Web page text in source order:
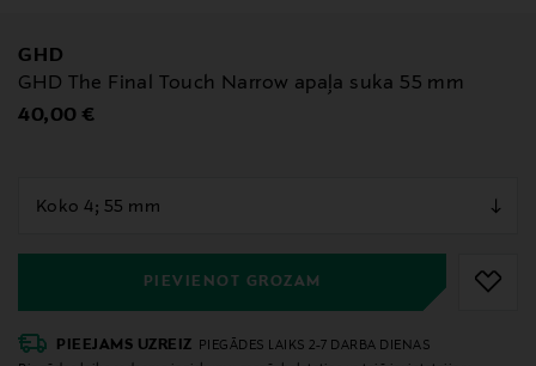
GHD
GHD The Final Touch Narrow apaļa suka 55 mm
Original Price
40,00 €
PIEVIENOT GROZAM
PIEEJAMS UZREIZ
PIEGĀDES LAIKS 2-7 DARBA DIENAS